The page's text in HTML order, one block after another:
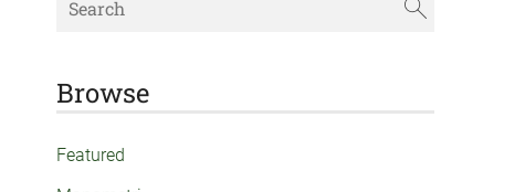
Browse
Featured